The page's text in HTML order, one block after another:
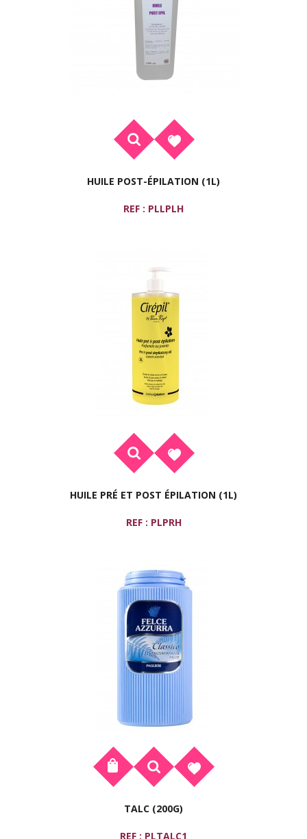
HUILE POST-ÉPILATION (1L)
REF : PLLPLH
HUILE PRÉ ET POST ÉPILATION (1L)
REF : PLPRH
TALC (200G)
REF : PLTALC1